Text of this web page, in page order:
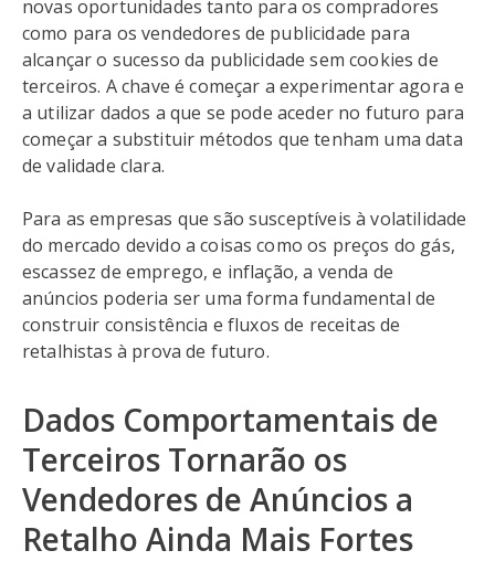
novas oportunidades tanto para os compradores
como para os vendedores de publicidade para
alcançar o sucesso da publicidade sem cookies de
terceiros. A chave é começar a experimentar agora e
a utilizar dados a que se pode aceder no futuro para
começar a substituir métodos que tenham uma data
de validade clara.
Para as empresas que são susceptíveis à volatilidade
do mercado devido a coisas como os preços do gás,
escassez de emprego, e inflação, a venda de
anúncios poderia ser uma forma fundamental de
construir consistência e fluxos de receitas de
retalhistas à prova de futuro.
Dados Comportamentais de
Terceiros Tornarão os
Vendedores de Anúncios a
Retalho Ainda Mais Fortes